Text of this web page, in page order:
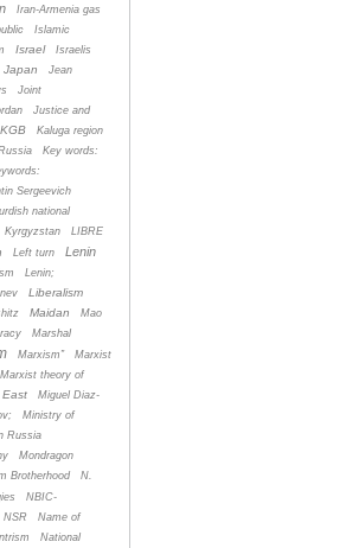
Iran-Armenia gas
Islamic
Israel
Israelis
Japan
Jean
Joint
Justice and
KGB
Kaluga region
Key words:
Sergeevich
national
Kyrgyzstan LIBRE
Left turn Lenin
Lenin;
Liberalism
Maidan
Mao
Marshal
Marxism”
Marxist
Marxist theory of
East
Miguel Diaz-
Ministry of
Russia
Mondragon
Brotherhood
N.
NBIC-
NSR
Name of
National